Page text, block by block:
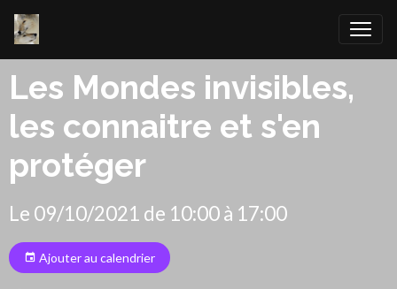
Les Mondes invisibles,
les connaitre et s'en
protéger
Le 09/10/2021 de 10:00à 17:00
Ajouter au calendrier